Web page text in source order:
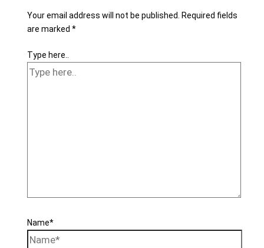
Your email address will not be published.
Required fields
are marked *
Type here..
Name*